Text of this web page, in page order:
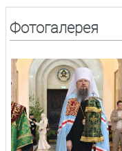
Фотогалерея